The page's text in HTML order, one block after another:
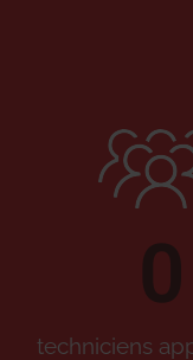
techniciens
0